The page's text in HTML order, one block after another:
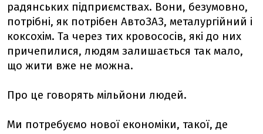
радянських підприємствах. Вони, безумовно,
потрібні, як потрібен АвтоЗАЗ, металургійний і
коксохім. Та через тих кровососів, які до них
причепилися, людям залишається так мало,
що жити вже не можна.
Про це говорять мільйони людей.
Ми потребуємо нової економіки, такої, де